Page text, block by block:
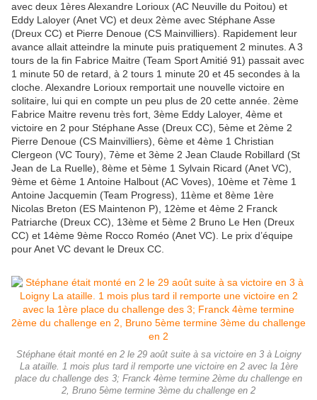
avec deux 1ères Alexandre Lorioux (AC Neuville du Poitou) et
Eddy Laloyer (Anet VC) et deux 2ème avec Stéphane Asse
(Dreux CC) et Pierre Denoue (CS Mainvilliers). Rapidement leur
avance allait atteindre la minute puis pratiquement 2 minutes. A 3
tours de la fin Fabrice Maitre (Team Sport Amitié 91) passait avec
1 minute 50 de retard, à 2 tours 1 minute 20 et 45 secondes à la
cloche. Alexandre Lorioux remportait une nouvelle victoire en
solitaire, lui qui en compte un peu plus de 20 cette année. 2ème
Fabrice Maitre revenu très fort, 3ème Eddy Laloyer, 4ème et
victoire en 2 pour Stéphane Asse (Dreux CC), 5ème et 2ème 2
Pierre Denoue (CS Mainvilliers), 6ème et 4ème 1 Christian
Clergeon (VC Toury), 7ème et 3ème 2 Jean Claude Robillard (St
Jean de La Ruelle), 8ème et 5ème 1 Sylvain Ricard (Anet VC),
9ème et 6ème 1 Antoine Halbout (AC Voves), 10ème et 7ème 1
Antoine Jacquemin (Team Progress), 11ème et 8ème 1ère
Nicolas Breton (ES Maintenon P), 12ème et 4ème 2 Franck
Patriarche (Dreux CC), 13ème et 5ème 2 Bruno Le Hen (Dreux
CC) et 14ème 9ème Rocco Roméo (Anet VC). Le prix d’équipe
pour Anet VC devant le Dreux CC.
Stéphane était monté en 2 le 29 août suite à sa victoire en 3 à Loigny
La ataille. 1 mois plus tard il remporte une victoire en 2 avec la 1ère
place du challenge des 3; Franck 4ème termine 2ème du challenge en
2, Bruno 5ème termine 3ème du challenge en 2